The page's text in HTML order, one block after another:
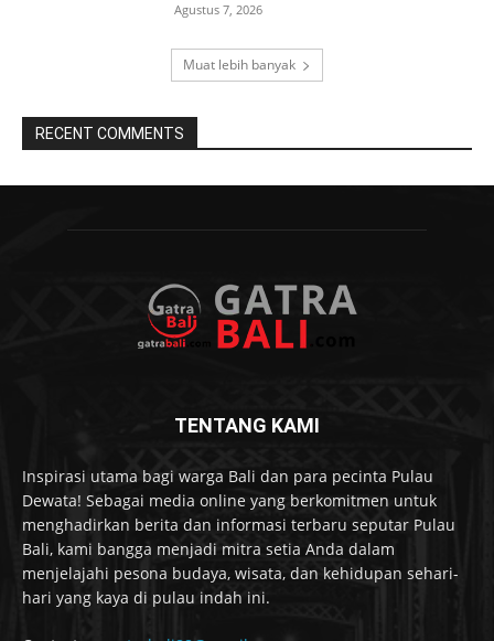
Agustus 7, 2026
Muat lebih banyak
RECENT COMMENTS
TENTANG KAMI
Inspirasi utama bagi warga Bali dan para pecinta Pulau
Dewata! Sebagai media online yang berkomitmen untuk
menghadirkan berita dan informasi terbaru seputar Pulau
Bali, kami bangga menjadi mitra setia Anda dalam
menjelajahi pesona budaya, wisata, dan kehidupan sehari-
hari yang kaya di pulau indah ini.